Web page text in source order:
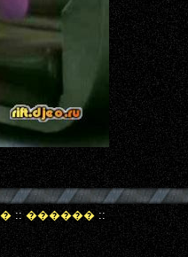
:: ������::